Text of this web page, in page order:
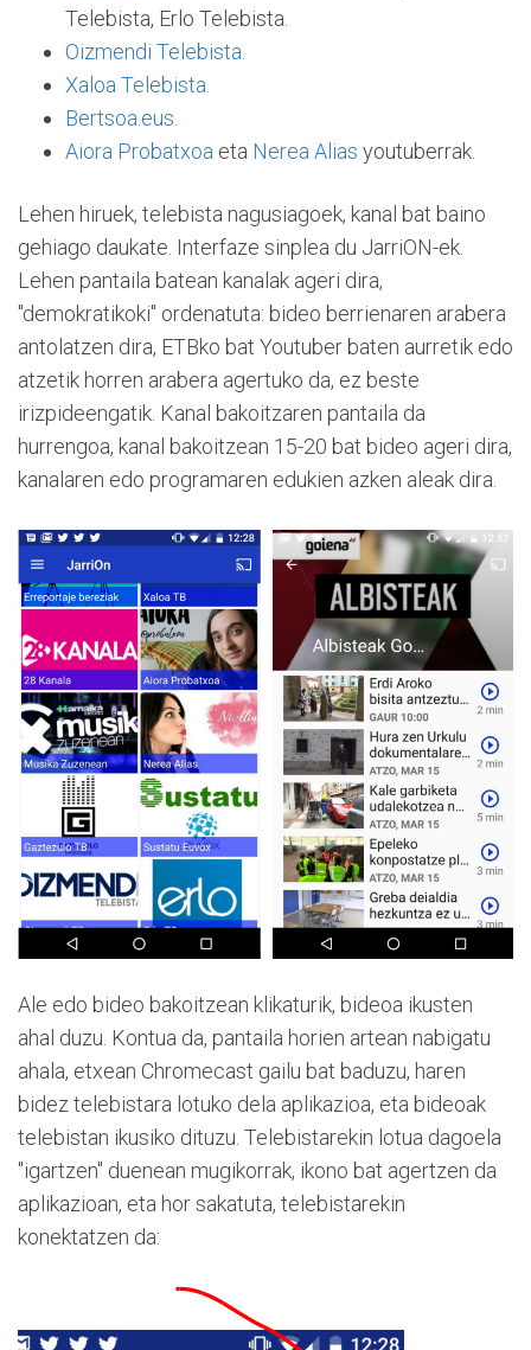
Telebista, Erlo Telebista.
Oizmendi Telebista.
Xaloa Telebista.
Bertsoa.eus.
Aiora Probatxoa eta Nerea Alias youtuberrak.
Lehen hiruek, telebista nagusiagoek, kanal bat baino
gehiago daukate. Interfaze sinplea du JarriON-ek.
Lehen pantaila batean kanalak ageri dira,
"demokratikoki" ordenatuta: bideo berrienaren arabera
antolatzen dira, ETBko bat Youtuber baten aurretik edo
atzetik horren arabera agertuko da, ez beste
irizpideengatik. Kanal bakoitzaren pantaila da
hurrengoa, kanal bakoitzean 15-20 bat bideo ageri dira,
kanalaren edo programaren edukien azken aleak dira.
Ale edo bideo bakoitzean klikaturik, bideoa ikusten
ahal duzu. Kontua da, pantaila horien artean nabigatu
ahala, etxean Chromecast gailu bat baduzu, haren
bidez telebistara lotuko dela aplikazioa, eta bideoak
telebistan ikusiko dituzu. Telebistarekin lotua dagoela
"igartzen" duenean mugikorrak, ikono bat agertzen da
aplikazioan, eta hor sakatuta, telebistarekin
konektatzen da: